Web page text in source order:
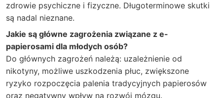
zdrowie psychiczne i fizyczne. Długoterminowe skutki
są nadal nieznane.
Jakie są główne zagrożenia związane z e-
papierosami dla młodych osób?
Do głównych zagrożeń należą: uzależnienie od
nikotyny, możliwe uszkodzenia płuc, zwiększone
ryzyko rozpoczęcia palenia tradycyjnych papierosów
oraz negatywny wpływ na rozwój mózgu.